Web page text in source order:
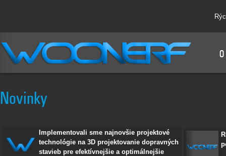
Novinky
Implementovali sme najnovšie projektové
technológie na 3D projektovanie dopravných
stavieb pre efektívnejšie a optimálnejšie